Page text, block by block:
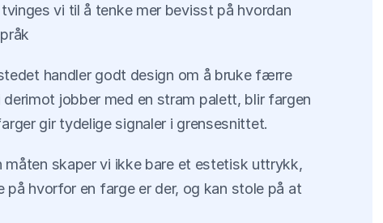
vi til å tenke mer bevisst på hvordan
handler godt design om å bruke færre
jobber med en stram palett, blir fargen
gir tydelige signaler i grensesnittet.
skaper vi ikke bare et estetisk uttrykk,
hvorfor en farge er der, og kan stole på at